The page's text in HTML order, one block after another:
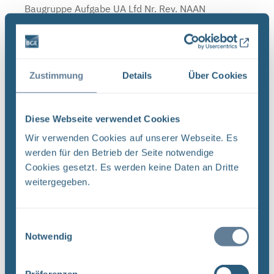
Zustimmung Details Über Cookies
Diese Webseite verwendet Cookies
Wir verwenden Cookies auf unserer Webseite. Es
werden für den Betrieb der Seite notwendige
Cookies gesetzt. Es werden keine Daten an Dritte
weitergegeben.
Notwendig
Baugruppe Aufgabe UA Lfd Nr. Rev. NAAN
NNNNNNNNNN NNAAANN AANNNA AANN AAAA
AA ...
Dateityp: PDF | Dokumentenstand vom:
24.06.2026 | Upload am: 28.07.2026
Überblick über die aktuellen Fassungsraten im
Juni 2026 (PDF, nicht barrierefrei)
ÜBERBLICK ÜBER DIE AKTUELLEN
FASSUNGSRATEN IM JUNI 2026 658-METER-
30.06.2026 | Upload am: 22.07.2026